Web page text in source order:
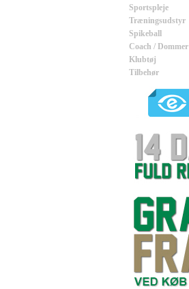
Sportspleje
Træningsudstyr
Spikeball
Coach / Dommer
Klubtøj
Tilbehør